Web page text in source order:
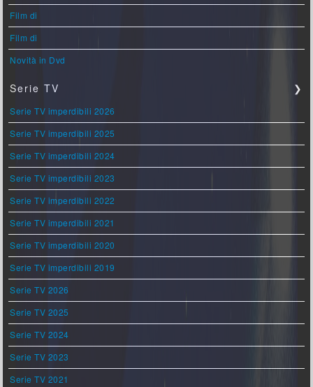
Film di
Film di
Novità in Dvd
Serie TV ❯
Serie TV imperdibili 2026
Serie TV imperdibili 2025
Serie TV imperdibili 2024
Serie TV imperdibili 2023
Serie TV imperdibili 2022
Serie TV imperdibili 2021
Serie TV imperdibili 2020
Serie TV imperdibili 2019
Serie TV 2026
Serie TV 2025
Serie TV 2024
Serie TV 2023
Serie TV 2021